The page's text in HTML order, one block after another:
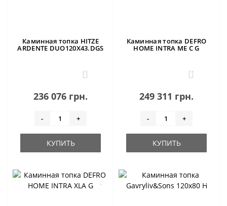
Каминная топка HITZE
ARDENTE DUO120X43.DGS
0
236 076 грн.
- +
КУПИТЬ
Каминная топка DEFRO
HOME INTRA ME C G
1
249 311 грн.
- +
КУПИТЬ